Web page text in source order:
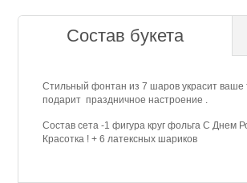
Состав букета
Стильный фонтан из 7 шаров украсит ваше
подарит праздничное настроение .
Состав сета -1 фигура круг фольга С Днем
Красотка ! + 6 латексных шариков